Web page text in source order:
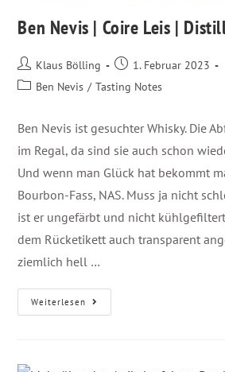
Ben Nevis | Coire Leis |
Klaus Bölling
1. Februar 2023
Ben Nevis / Tasting Notes
Ben Nevis ist gesuchter Whisky. Die
im Regal, da sind sie auch schon
Und wenn man Glück hat bekommt
Bourbon-Fass, NAS. Muss ja nicht
ist er ungefärbt und nicht
dem Rücketikett auch transparent
ziemlich hell …
Weiterlesen